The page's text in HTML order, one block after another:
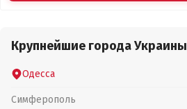
Крупнейшие города Украины
Одесса
Симферополь